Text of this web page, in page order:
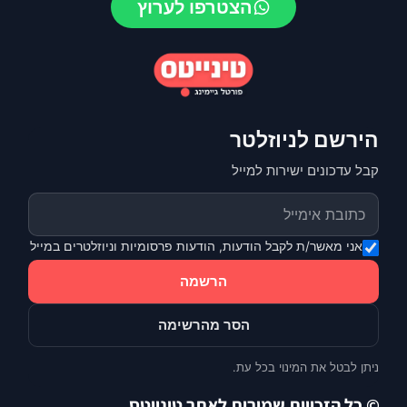
הצטרפו לערוץ
הירשם לניוזלטר
קבל עדכונים ישירות למייל
אני מאשר/ת לקבל הודעות, הודעות פרסומיות וניוזלטרים במייל
הרשמה
הסר מהרשימה
ניתן לבטל את המינוי בכל עת.